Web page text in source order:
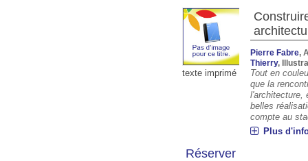
texte imprimé
Pierre Fabre,
Thierry,
Tout en
que la
l'architecture,
belles
compte au
Plus
Réserver